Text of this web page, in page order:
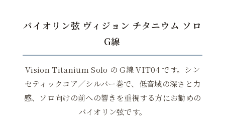
バイオリン弦 ヴィジョン チタニウム ソロ
G線
Vision Titanium Solo の G線 VIT04 です。シン
セティックコア／シルバー巻で、低音域の深さと力
感、ソロ向けの前への響きを重視する方にお勧めの
バイオリン弦です。